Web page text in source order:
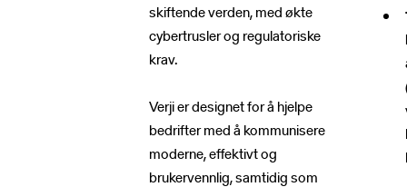
skiftende verden, med økte
cybertrusler og regulatoriske
krav.
Verji er designet for å hjelpe
bedrifter med å kommunisere
moderne, effektivt og
brukervennlig, samtidig som